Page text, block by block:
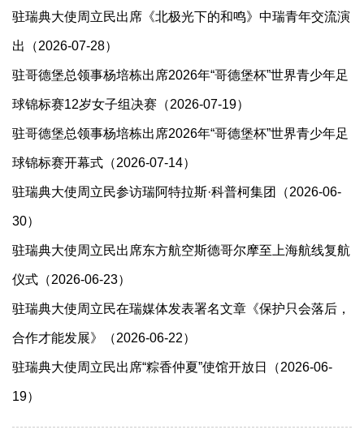
驻瑞典大使周立民出席《北极光下的和鸣》中瑞青年交流演
出（2026-07-28）
驻哥德堡总领事杨培栋出席2026年“哥德堡杯”世界青少年足
球锦标赛12岁女子组决赛（2026-07-19）
驻哥德堡总领事杨培栋出席2026年“哥德堡杯”世界青少年足
球锦标赛开幕式（2026-07-14）
驻瑞典大使周立民参访瑞阿特拉斯·科普柯集团（2026-06-
30）
驻瑞典大使周立民出席东方航空斯德哥尔摩至上海航线复航
仪式（2026-06-23）
驻瑞典大使周立民在瑞媒体发表署名文章《保护只会落后，
合作才能发展》（2026-06-22）
驻瑞典大使周立民出席“粽香仲夏”使馆开放日（2026-06-
19）